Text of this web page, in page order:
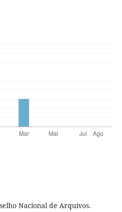
Nacional de Arquivos.